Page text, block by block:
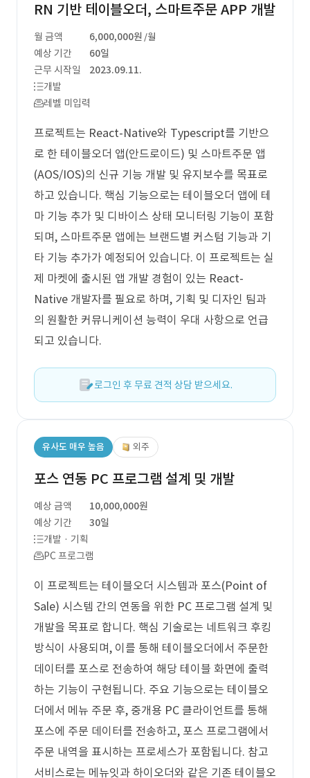
RN 기반 테이블오더, 스마트주문 APP 개발
월 금액 6,000,000원 /월
예상 기간
60일
근무 시작일
2023.09.11.
개발
레벨 미입력
프로젝트는 React-Native와 Typescript를 기반으
로 한 테이블오더 앱(안드로이드) 및 스마트주문 앱
(AOS/IOS)의 신규 기능 개발 및 유지보수를 목표로
하고 있습니다. 핵심 기능으로는 테이블오더 앱에 테
마 기능 추가 및 디바이스 상태 모니터링 기능이 포함
되며, 스마트주문 앱에는 브랜드별 커스텀 기능과 기
타 기능 추가가 예정되어 있습니다. 이 프로젝트는 실
제 마켓에 출시된 앱 개발 경험이 있는 React-
Native 개발자를 필요로 하며, 기획 및 디자인 팀과
의 원활한 커뮤니케이션 능력이 우대 사항으로 언급
되고 있습니다.
로그인 후 무료 견적 상담 받으세요.
유사도 매우 높음 외주
포스 연동 PC 프로그램 설계 및 개발
예상 금액
10,000,000원
예상 기간
30일
개발 · 기획
PC 프로그램
이 프로젝트는 테이블오더 시스템과 포스(Point of
Sale) 시스템 간의 연동을 위한 PC 프로그램 설계 및
개발을 목표로 합니다. 핵심 기술로는 네트워크 후킹
방식이 사용되며, 이를 통해 테이블오더에서 주문한
데이터를 포스로 전송하여 해당 테이블 화면에 출력
하는 기능이 구현됩니다. 주요 기능으로는 테이블오
더에서 메뉴 주문 후, 중개용 PC 클라이언트를 통해
포스에 주문 데이터를 전송하고, 포스 프로그램에서
주문 내역을 표시하는 프로세스가 포함됩니다. 참고
서비스로는 메뉴잇과 하이오더와 같은 기존 테이블오